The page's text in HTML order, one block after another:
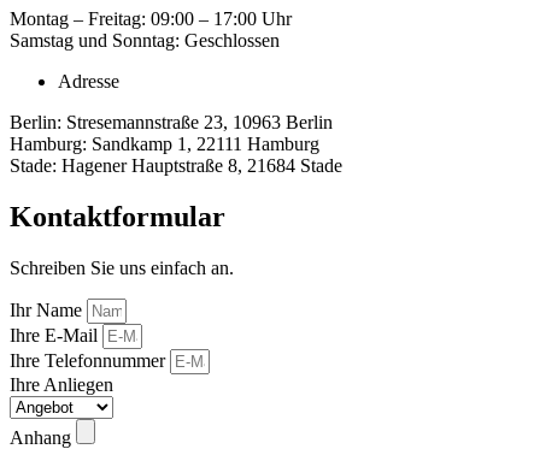
Montag – Freitag: 09:00 – 17:00 Uhr
Samstag und Sonntag: Geschlossen
Adresse
Berlin: Stresemannstraße 23, 10963 Berlin
Hamburg: Sandkamp 1, 22111 Hamburg
Stade: Hagener Hauptstraße 8, 21684 Stade
Kontaktformular
Schreiben Sie uns einfach an.
Ihr Name
Ihre E-Mail
Ihre Telefonnummer
Ihre Anliegen
Anhang